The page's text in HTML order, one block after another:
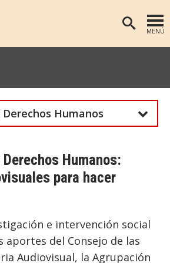
MENÚ
ANTROPOLOGÍA
PSICOLOGÍA
SOCIOLOGÍA
PREGRADO
INVESTIGACIÓN
PUBLICACIONES
BIBLIOTECA
ADMISIÓN
Humanos
Humanos:
para hacer
e intervención social
aportes del Consejo de las
Audiovisual, la Agrupación